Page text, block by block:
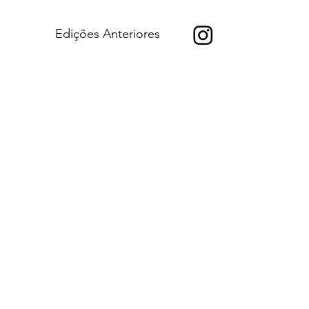
Edições Anteriores